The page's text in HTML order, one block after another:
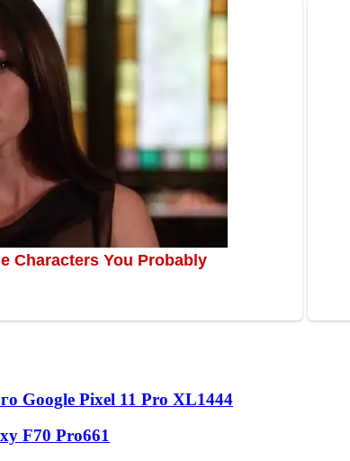
Google Pixel 11 Pro XL1444
F70 Pro661